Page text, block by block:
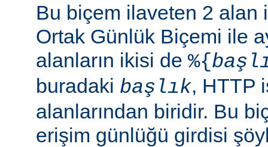
Bu biçem ilaveten 2 alan
Ortak Günlük Biçemi ile
alanların ikisi de %{
buradaki başlık, HTTP
alanlarından biridir. Bu
erişim günlüğü girdisi